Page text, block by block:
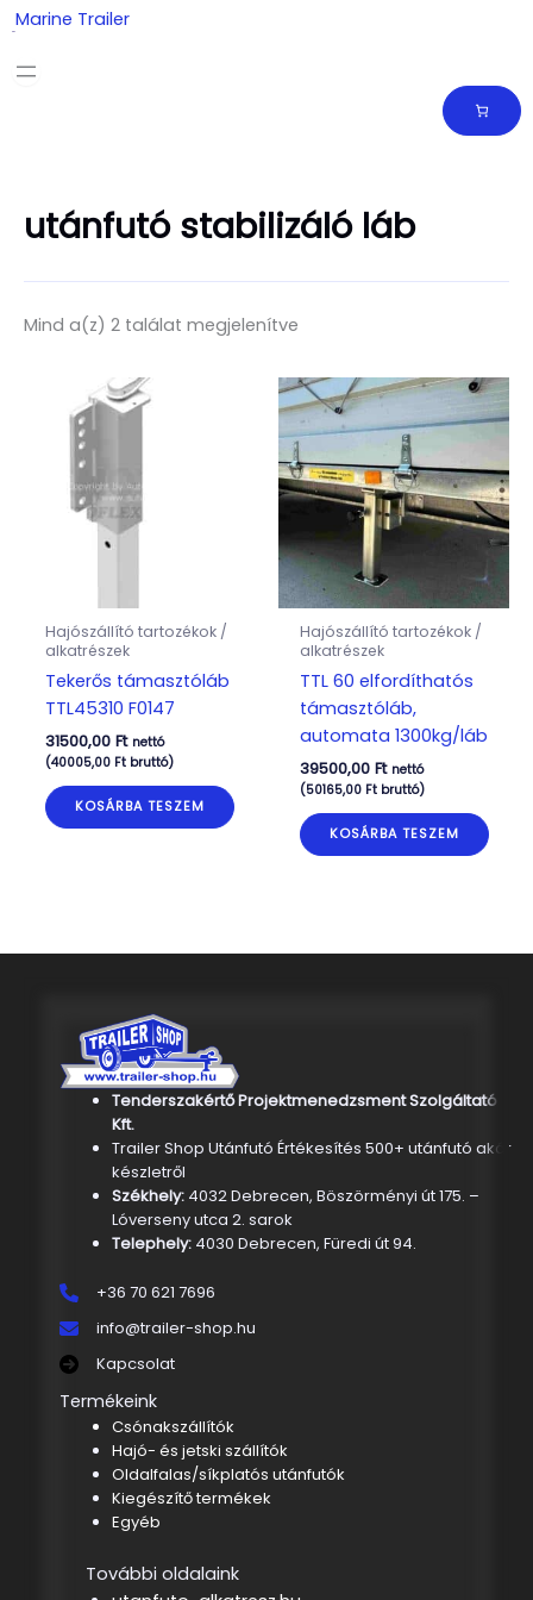
Skip
to
content
Marine Trailer
utánfutó stabilizáló láb
Mind a(z) 2 találat megjelenítve
Hajószállító tartozékok /
alkatrészek
Tekerős támasztóláb
TTL45310 F0147
31500,00 Ft nettó
(40005,00 Ftbruttó)
KOSÁRBA TESZEM
Hajószállító tartozékok /
alkatrészek
TTL 60 elfordíthatós
támasztóláb,
automata 1300kg/láb
39500,00 Ft nettó
(50165,00 Ftbruttó)
KOSÁRBA TESZEM
Tenderszakértő Projektmenedzsment Szolgáltató
Kft.
Trailer Shop Utánfutó Értékesítés 500+ utánfutó akár
készletről
Székhely: 4032 Debrecen, Böszörményi út 175. –
Lóverseny utca 2. sarok
Telephely:4030 Debrecen, Füredi út 94.
+36 70 621 7696
info@trailer-shop.hu
Kapcsolat
Termékeink
Csónakszállítók
Hajó- és jetski szállítók
Oldalfalas/síkplatós utánfutók
Kiegészítő termékek
Egyéb
További oldalaink